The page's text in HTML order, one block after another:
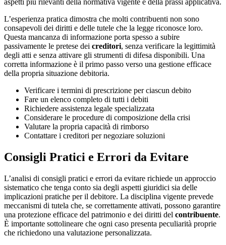
aspetti più rilevanti della normativa vigente e della prassi applicativa.
L’esperienza pratica dimostra che molti contribuenti non sono
consapevoli dei diritti e delle tutele che la legge riconosce loro.
Questa mancanza di informazione porta spesso a subire
passivamente le pretese dei creditori, senza verificare la legittimità
degli atti e senza attivare gli strumenti di difesa disponibili. Una
corretta informazione è il primo passo verso una gestione efficace
della propria situazione debitoria.
Verificare i termini di prescrizione per ciascun debito
Fare un elenco completo di tutti i debiti
Richiedere assistenza legale specializzata
Considerare le procedure di composizione della crisi
Valutare la propria capacità di rimborso
Contattare i creditori per negoziare soluzioni
Consigli Pratici e Errori da Evitare
L’analisi di consigli pratici e errori da evitare richiede un approccio
sistematico che tenga conto sia degli aspetti giuridici sia delle
implicazioni pratiche per il debitore. La disciplina vigente prevede
meccanismi di tutela che, se correttamente attivati, possono garantire
una protezione efficace del patrimonio e dei diritti del contribuente.
È importante sottolineare che ogni caso presenta peculiarità proprie
che richiedono una valutazione personalizzata.